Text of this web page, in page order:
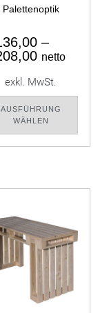
Palettenoptik
–
netto
exkl. MwSt.
AUSFÜHRUNG
WÄHLEN